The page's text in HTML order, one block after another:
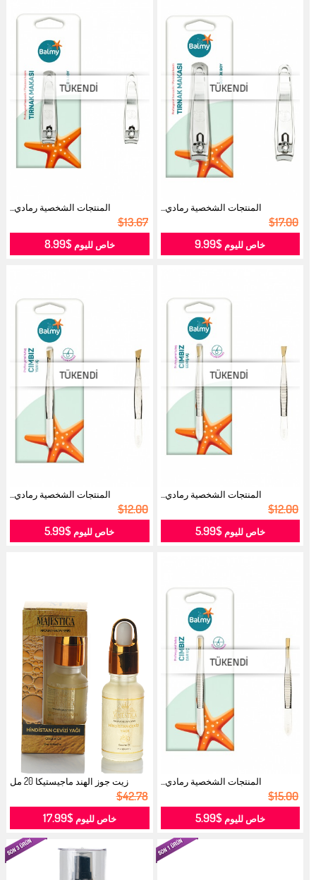
المنتجات الشخصية رمادي...
$17.00
خاص لليوم $9.99
المنتجات الشخصية رمادي...
$13.67
خاص لليوم$8.99
المنتجات الشخصية رمادي...
$12.00
خاص لليوم$5.99
المنتجات الشخصية رمادي...
$12.00
خاص لليوم $5.99
المنتجات الشخصية رمادي...
$15.00
خاص لليوم$5.99
زيت جوز الهند ماجيستيكا 20 مل
$42.78
خاص لليوم$17.99